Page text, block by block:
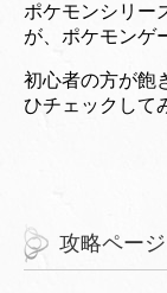
ポケモンシリー
が、ポケモンゲ
初心者の方が飽
ひチェックして
攻略ページ